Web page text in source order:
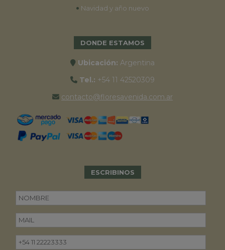
• Navidad y año nuevo
DONDE ESTAMOS
Ubicación: Argentina
Tel.: +54 11 42520309
contacto@floresavenida.com.ar
ESCRIBINOS